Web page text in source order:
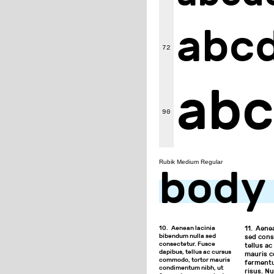
72
90
body
Rubik Medium Regular
10. Aenean lacinia
bibendum nulla sed
consectetur. Fusce
dapibus, tellus ac cursus
commodo, tortor mauris
condimentum nibh, ut
11.
sed
tellus
mauris
risus.